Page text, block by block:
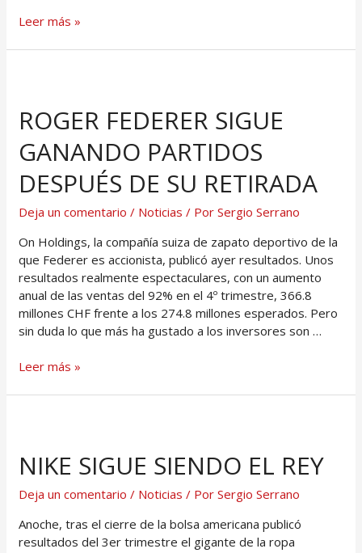
Leer más »
ROGER FEDERER SIGUE
GANANDO PARTIDOS
DESPUÉS DE SU RETIRADA
Deja un comentario / Noticias / PorSergio Serrano
On Holdings, la compañía suiza de zapato deportivo de la
que Federer es accionista, publicó ayer resultados. Unos
resultados realmente espectaculares, con un aumento
anual de las ventas del 92% en el 4º trimestre, 366.8
millones CHF frente a los 274.8 millones esperados. Pero
sin duda lo que más ha gustado a los inversores son …
Leer más »
NIKE SIGUE SIENDO EL REY
Deja un comentario / Noticias / PorSergio Serrano
Anoche, tras el cierre de la bolsa americana publicó
resultados del 3er trimestre el gigante de la ropa